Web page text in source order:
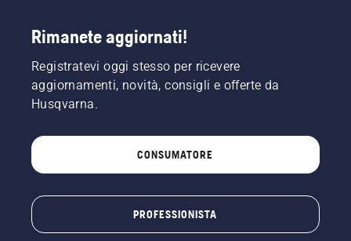
Rimanete aggiornati!
Registratevi oggi stesso per ricevere
aggiornamenti, novità, consigli e offerte da
Husqvarna.
CONSUMATORE
PROFESSIONISTA